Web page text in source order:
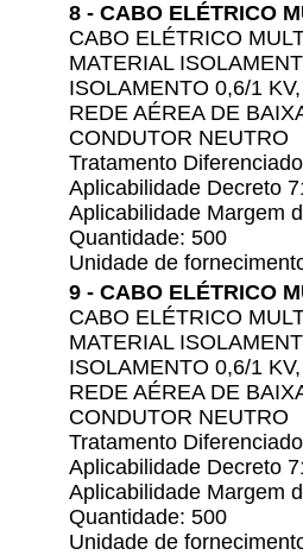
8 - CABO ELÉTRICO
CABO ELÉTRICO
MATERIAL
ISOLAMENTO 0,6/1
REDE AÉREA DE
CONDUTOR NEUTRO
Tratamento
Aplicabilidade Decreto
Aplicabilidade Margem
Quantidade: 500
Unidade de
9 - CABO ELÉTRICO
CABO ELÉTRICO
MATERIAL
ISOLAMENTO 0,6/1
REDE AÉREA DE
CONDUTOR NEUTRO
Tratamento
Aplicabilidade Decreto
Aplicabilidade Margem
Quantidade: 500
Unidade de